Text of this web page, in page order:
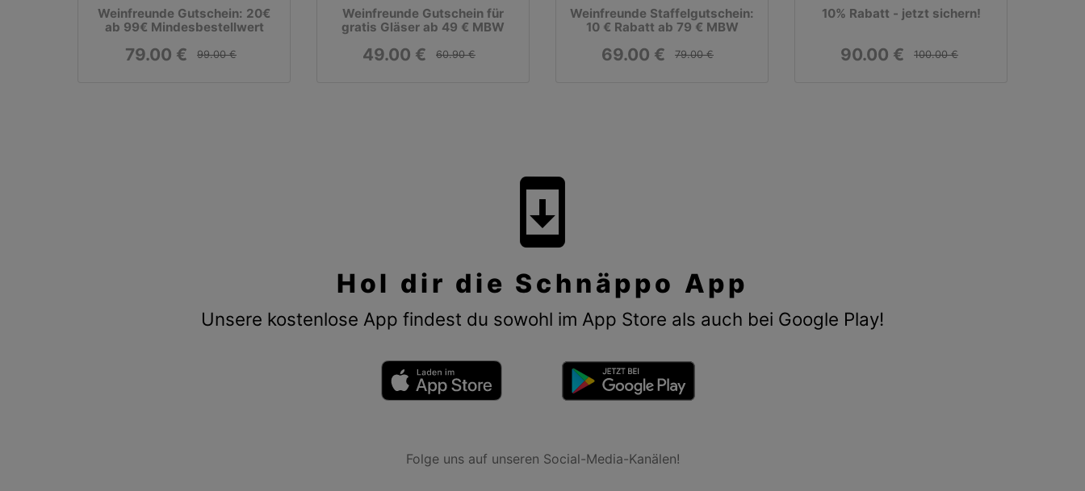
Weinfreunde Gutschein: 20€
ab 99€ Mindesbestellwert
79.00 € 99.00 €
Weinfreunde Gutschein für
gratis Gläser ab 49 € MBW
49.00 € 60.90 €
Weinfreunde Staffelgutschein:
10 € Rabatt ab 79 € MBW
69.00 € 79.00 €
10% Rabatt - jetzt sichern!
90.00 € 100.00 €
system_update
Hol dir die Schnäppo App
Unsere kostenlose App findest du sowohl im App Store als auch bei Google Play!
Folge uns auf unseren Social-Media-Kanälen!